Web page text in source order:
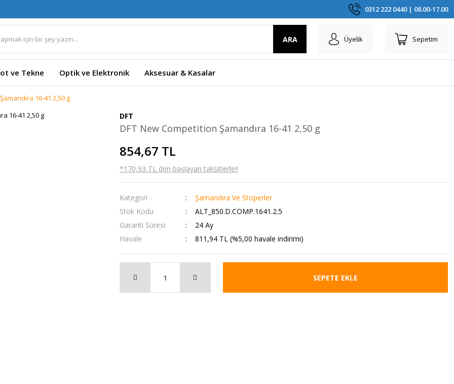
0312 222 0440 | 08.00-17.00
ARA Üyelik Sepetim
ve Tekne Optik ve Elektronik Aksesuar & Kasalar
16-41 2,50 g
DFT
DFT New Competition Şamandıra 16-41 2,50 g
854,67 TL
*170,93 TL den başlayan taksitlerle!!
Kategori
Şamandıra Ve Stoperler
Stok Kodu
ALT_850.D.COMP.1641.2.5
Garanti Süresi
24 Ay
Havale
811,94 TL (%5,00 havale indirimi)
SEPETE EKLE